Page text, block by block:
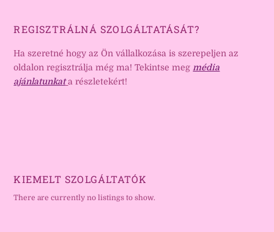
REGISZTRÁLNÁ SZOLGÁLTATÁSÁT?
Ha szeretné hogy az Ön vállalkozása is szerepeljen az
oldalon regisztrálja még ma! Tekintse meg média
ajánlatunkat a részletekért!
KIEMELT SZOLGÁLTATÓK
There are currently no listings to show.